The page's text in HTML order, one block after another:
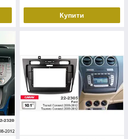
Купити